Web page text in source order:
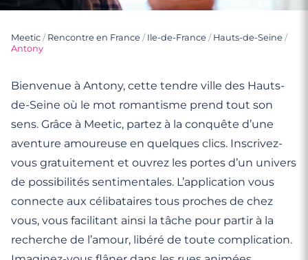
Meetic / Rencontre en France / Ile-de-France / Hauts-de-Seine /
Antony
Bienvenue à Antony, cette tendre ville des Hauts-
de-Seine où le mot romantisme prend tout son
sens. Grâce à Meetic, partez à la conquête d’une
aventure amoureuse en quelques clics. Inscrivez-
vous gratuitement et ouvrez les portes d’un univers
de possibilités sentimentales. L’application vous
connecte aux célibataires tous proches de chez
vous, vous facilitant ainsi la tâche pour partir à la
recherche de l’amour, libéré de toute complication.